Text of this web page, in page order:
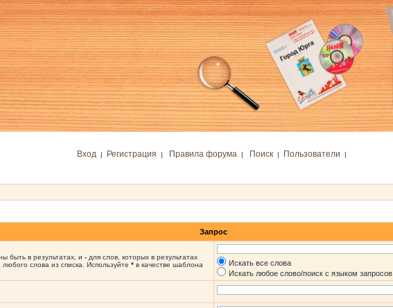
Вход | Регистрация | Правила форума | Поиск| Пользователи |
Запрос
быть в результатах, и - для слов, которых в результатах
любого слова из списка. Используйте * в качестве шаблона
Искать все слова
Искать любое слово/поиск с языком запросов